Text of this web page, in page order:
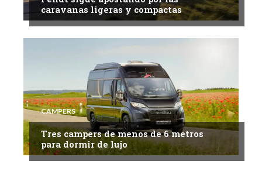
caravanas ligeras y compactas
CAMPERS
Tres campers de menos de 6 metros
para dormir de lujo